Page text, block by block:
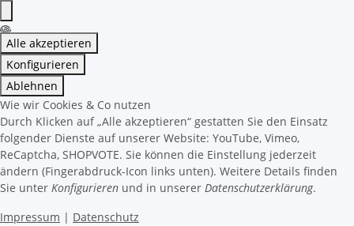
Alle akzeptieren
Konfigurieren
Ablehnen
Wie wir Cookies & Co nutzen
Durch Klicken auf „Alle akzeptieren“ gestatten Sie den Einsatz
folgender Dienste auf unserer Website: YouTube, Vimeo,
ReCaptcha, SHOPVOTE. Sie können die Einstellung jederzeit
ändern (Fingerabdruck-Icon links unten). Weitere Details finden
Sie unter Konfigurieren und in unserer Datenschutzerklärung.
Impressum | Datenschutz